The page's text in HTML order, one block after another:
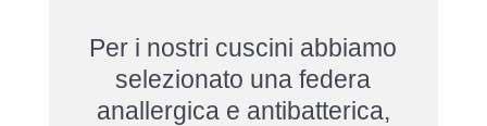
Per i nostri cuscini abbiamo
selezionato una federa
anallergica e antibatterica,